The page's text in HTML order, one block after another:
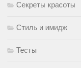
Секреты красоты
Стиль и имидж
Тесты